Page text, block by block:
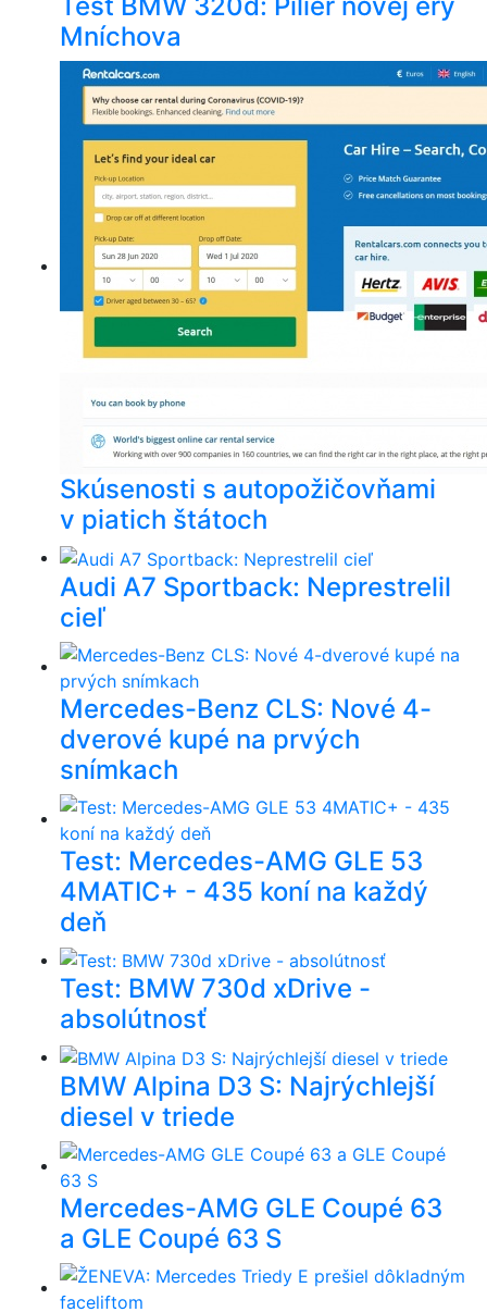
Mníchova
Skúsenosti s autopožičovňami
v piatich štátoch
Audi A7 Sportback: Neprestrelil
cieľ
Mercedes-Benz CLS: Nové 4-
dverové kupé na prvých
snímkach
Test: Mercedes-AMG GLE 53
4MATIC+ - 435 koní na každý
deň
Test: BMW 730d xDrive -
absolútnosť
BMW Alpina D3 S: Najrýchlejší
diesel v triede
Mercedes-AMG GLE Coupé 63
a GLE Coupé 63 S